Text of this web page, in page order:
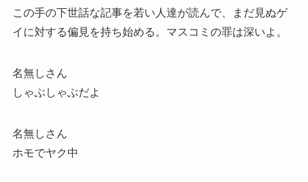
この手の下世話な記事を若い人達が読んで、まだ見ぬゲ
イに対する偏見を持ち始める。マスコミの罪は深いよ。
名無しさん
しゃぶしゃぶだよ
名無しさん
ホモでヤク中